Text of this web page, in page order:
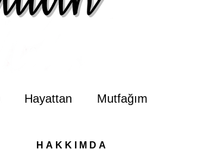
Hayattan Mutfağım
HAKKIMDA